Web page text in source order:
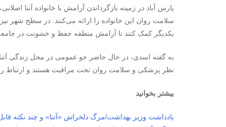
پارس آباد در زمینه بازگرداندن آرامش با خانواده آتنا
سلامت روان این خانواده را ارائه می‌کنند. در سطح شهر
یکدیگر کمک کنند تا آرامش منطقه حفظ و خشونت در
به گفته اسدی، در حال حاضر جو عمومی در محل زندگی
نظر پزشکی و سلامت روان تحت مراقبت هستند و ارتباط
بیشتر بخوانید
یادداشت وزیر بهداشت/مرگ دلخراش «آتنا» و چند نکته